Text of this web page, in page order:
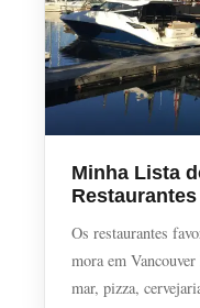
Minha Lista
Os restaurantes
mora em
mar, pizza,